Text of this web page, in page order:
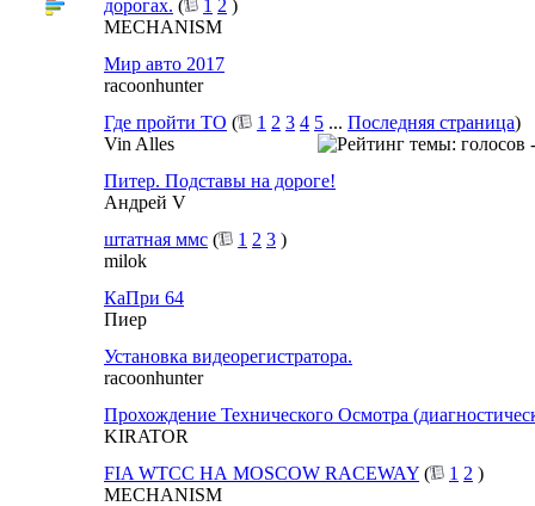
дорогах. ( 1 2 )
MECHANISM
Мир авто 2017
racoonhunter
Где пройти ТО ( 1 2 3 4 5 ... Последняя страница)
Vin Alles
Питер. Подставы на дороге!
Андрей V
штатная ммс ( 1 2 3 )
milok
КаПри 64
Пиер
Установка видеорегистратора.
racoonhunter
Прохождение Технического Осмотра
KIRATOR
FIA WTCC НА MOSCOW RACEWAY ( 1 2 )
MECHANISM